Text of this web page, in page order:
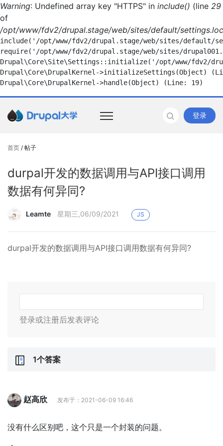
Warning: Undefined array key "HTTPS" in include() (line 29
of
/opt/www/fdv2/drupal.stage/web/sites/default/
include('/opt/www/fdv2/drupal.stage/web/sites/
require('/opt/www/fdv2/drupal.stage/web/sites/
Drupal\Core\Site\Settings::initialize('/opt/www/fdv2/
Drupal\Core\DrupalKernel->initializeSettings(Object)
登录
首页 / 帖子
durpal开发的数据调用与API接口调用
数据有何异同?
Leamte 星期三,06/09/2021 JS
durpal开发的数据调用与API接口调用数据有何异同?
登录或注册后发表评论
1个答案
赵高欣 发布于：2021-06-09 16:46
没有什么区别吧，这个只是一个封装的问题。